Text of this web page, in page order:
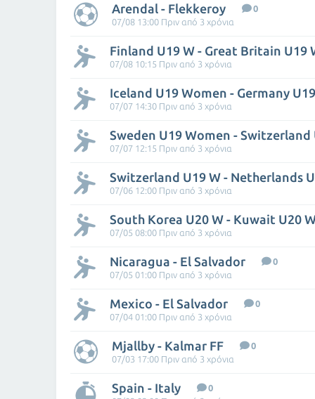
Arendal - Flekkeroy
0
07/08 13:00 Πριν από 3 χρόνια
Finland U19 W - Great Britain U19
07/08 10:15 Πριν από 3 χρόνια
07/07 14:30 Πριν από 3 χρόνια
07/07 12:15 Πριν από 3 χρόνια
Switzerland U19 W - Netherlands
07/06 12:00 Πριν από 3 χρόνια
South Korea U20 W - Kuwait U20
07/05 08:00 Πριν από 3 χρόνια
Nicaragua - El Salvador
0
07/05 01:00 Πριν από 3 χρόνια
Mexico - El Salvador
0
07/04 01:00 Πριν από 3 χρόνια
Mjallby - Kalmar FF
0
07/03 17:00 Πριν από 3 χρόνια
Spain - Italy
0